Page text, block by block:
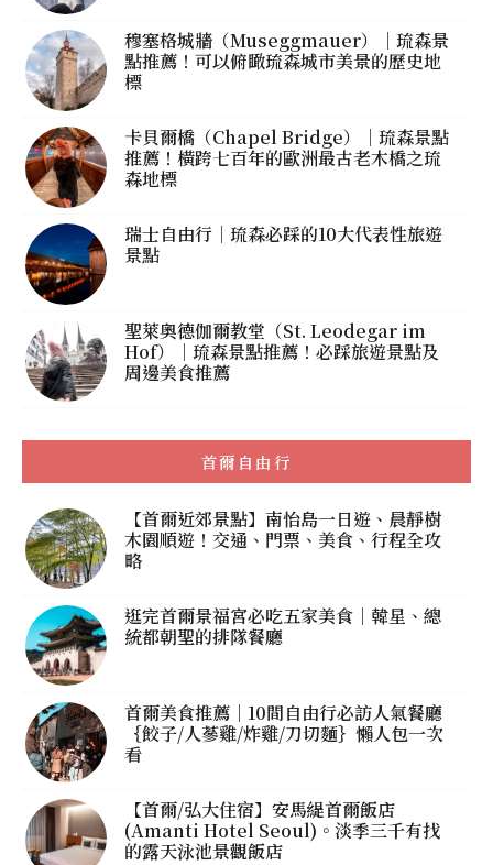
穆塞格城牆（Museggmauer）｜琉森景
點推薦！可以俯瞰琉森城市美景的歷史地
標
卡貝爾橋（Chapel Bridge）｜琉森景點
推薦！橫跨七百年的歐洲最古老木橋之琉
森地標
瑞士自由行｜琉森必踩的10大代表性旅遊
景點
聖萊奧德伽爾教堂（St. Leodegar im
Hof）｜琉森景點推薦！必踩旅遊景點及
周邊美食推薦
首爾自由行
【首爾近郊景點】南怡島一日遊、晨靜樹
木園順遊！交通、門票、美食、行程全攻
略
逛完首爾景福宮必吃五家美食｜韓星、總
統都朝聖的排隊餐廳
首爾美食推薦｜10間自由行必訪人氣餐廳
｛餃子/人蔘雞/炸雞/刀切麵｝懶人包一次
看
【首爾/弘大住宿】安馬緹首爾飯店
(Amanti Hotel Seoul)。淡季三千有找
的露天泳池景觀飯店